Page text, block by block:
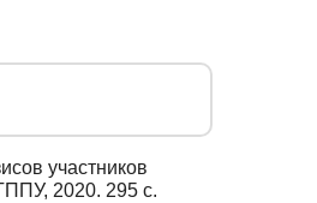
участников
2020. 295 с.